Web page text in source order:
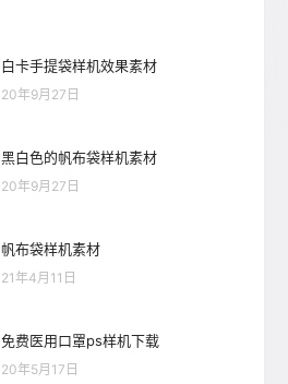
白卡手提袋样机效果素材
20年9月27日
黑白色的帆布袋样机素材
20年9月27日
帆布袋样机素材
21年4月11日
免费医用口罩ps样机下载
20年5月17日